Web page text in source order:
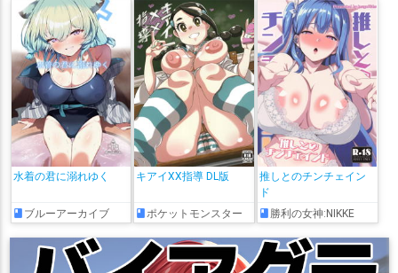
水着の君に溺れゆく
ブルーアーカイブ
キアイXX指導 DL版
ポケットモンスター
推しとのチンチェイン
ド
勝利の女神:NIKKE